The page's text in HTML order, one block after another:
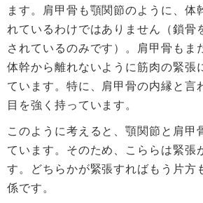
ます。肩甲骨も顎関節のように、体
れているわけではありません（鎖骨
されているのみです）。肩甲骨もま
体幹から離れないように筋肉の緊張
ています。特に、肩甲骨の内縁と言
目を強く持っています。
このように考えると、顎関節と肩甲
ています。そのため、こららは緊張
す。どちらかが緊張すればもう片方
係です。